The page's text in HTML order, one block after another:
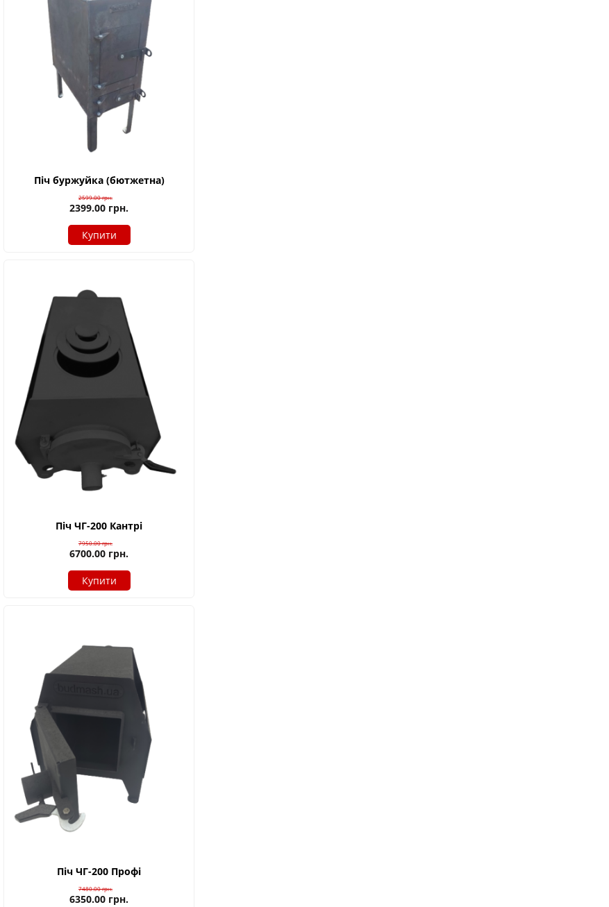
Піч буржуйка (бютжетна)
2599.00грн.
2399.00 грн.
Купити
Піч ЧГ-200 Кантрі
7950.00грн.
6700.00 грн.
Купити
Піч ЧГ-200 Профі
7480.00грн.
6350.00 грн.